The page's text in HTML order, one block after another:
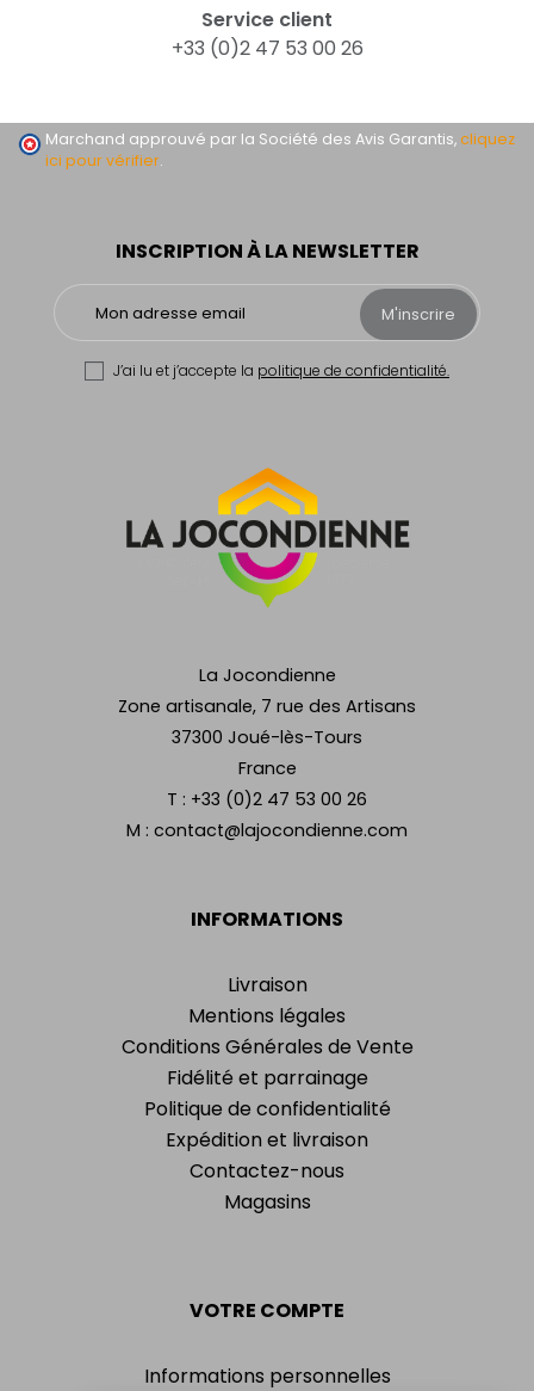
Service client
+33 (0)2 47 53 00 26
INFORMATIONS
Livraison
Mentions légales
Conditions Générales de Vente
Fidélité et parrainage
Politique de confidentialité
Expédition et livraison
Contactez-nous
Magasins
VOTRE COMPTE
Informations personnelles
La Jocondienne
Zone artisanale, 7 rue des Artisans
37300 Joué-lès-Tours
France
T : +33 (0)2 47 53 00 26
M : contact@lajocondienne.com
INSCRIPTION À LA NEWSLETTER
M'inscrire
J’ai lu et j’accepte la politique de confidentialité.
Marchand approuvé par la Société des Avis Garantis,cliquez
ici pour vérifier.